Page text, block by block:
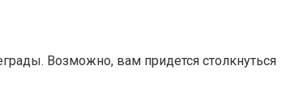
Возможно, вам придется столкнуться